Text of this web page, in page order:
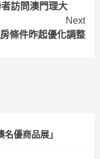
訪問澳門理大
Next
條件昨起優化調整
優商品展」